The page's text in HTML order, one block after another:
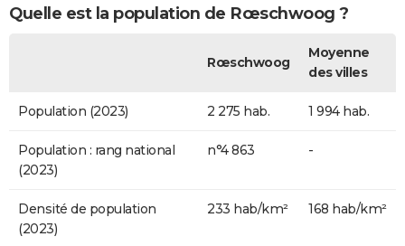
Quelle est la population de Rœschwoog ?
Rœschwoog
Moyenne
des villes
Population (2023) 2 275 hab. 1 994 hab.
Population : rang national
(2023)
n°4 863 -
Densité de population
(2023)
233 hab/km² 168 hab/km²